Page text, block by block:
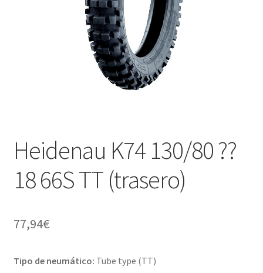
Heidenau K74 130/80 ??
18 66S TT (trasero)
77,94€
Tipo de neumático: Tube type (TT)